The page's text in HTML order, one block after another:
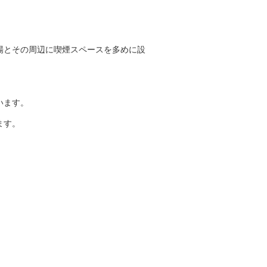
その周辺に喫煙スペースを多めに設
す。
。